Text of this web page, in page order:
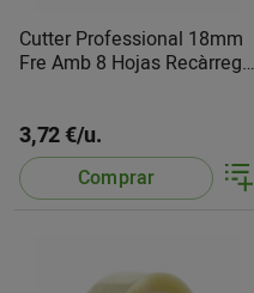
Cutter Professional 18mm
Fre Amb 8 Hojas Recàrrega
3,72 €/u.
Comprar